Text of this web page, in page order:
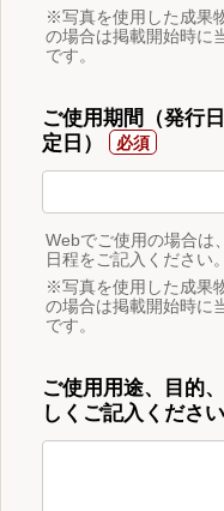
※写真を使用した成果
の場合は掲載開始時に
です。
ご使用期間（発行
定日）
Webでご使用の場合は
日程をご記入ください。
※写真を使用した成果
の場合は掲載開始時に
です。
ご使用用途、目的
しくご記入ください